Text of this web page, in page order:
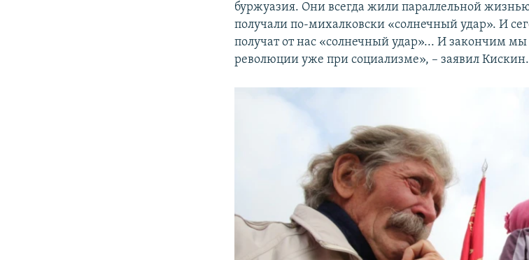
буржуазия. Они всегда жили параллельной
получали по-михалковски «солнечный удар». И
получат от нас «солнечный удар»... И закончим
революции уже при социализме», – заявил Кискин.